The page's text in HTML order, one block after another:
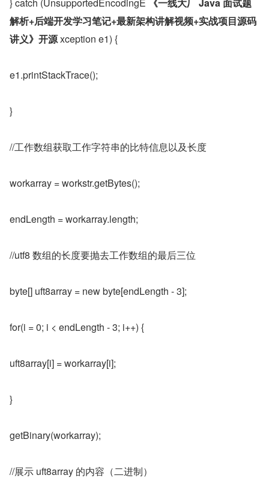
解析+后端开发学习笔记+最新架构讲解视频+实战项目源码
讲义》开源 xception e1) {
e1.printStackTrace();
}
//工作数组获取工作字符串的比特信息以及长度
workarray = workstr.getBytes();
endLength = workarray.length;
//utf8 数组的长度要抛去工作数组的最后三位
byte[] uft8array = new byte[endLength - 3];
for(i = 0; i < endLength - 3; i++) {
uft8array[i] = workarray[i];
}
getBinary(workarray);
//展示 uft8array 的内容（二进制）